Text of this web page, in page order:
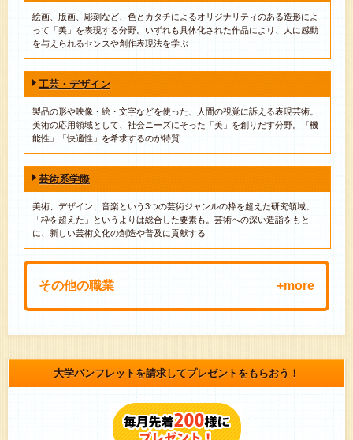
絵画、版画、彫刻など、色とカタチによるオリジナリティのある造形によ
って「美」を表現する分野。いずれも具体化された作品により、人に感動
を与えられるセンスや創作表現法を学ぶ
工芸・デザイン
製品の形や映像・絵・文字などを使った、人間の視覚に訴える表現芸術。
美術の応用領域として、社会ニーズにそった「美」を創りだす分野。「機
能性」「快適性」を希求するのが特質
芸術系学際
美術、デザイン、音楽という3つの芸術ジャンルの枠を超えた研究領域。
「枠を超えた」というよりは総合した要素も。芸術への深い造詣をもと
に、新しい芸術文化の創造や普及に貢献する
その他の職業
漫画家 イラストレーター 映画監督
シナリオライター エディトリアルデザイナー
ウェブデザイナー 音楽家・ミュージシャン
ファッションデザイナー スタイリスト
大学パンフレットを請求してプレゼントをもらおう！